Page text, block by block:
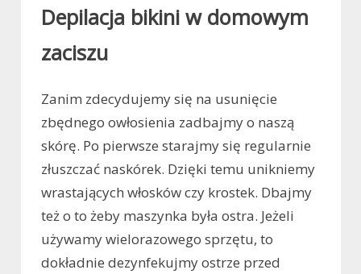
Depilacja bikini w domowym
zaciszu
Zanim zdecydujemy się na usunięcie
zbędnego owłosienia zadbajmy o naszą
skórę. Po pierwsze starajmy się regularnie
złuszczać naskórek. Dzięki temu unikniemy
wrastających włosków czy krostek. Dbajmy
też o to żeby maszynka była ostra. Jeżeli
używamy wielorazowego sprzętu, to
dokładnie dezynfekujmy ostrze przed